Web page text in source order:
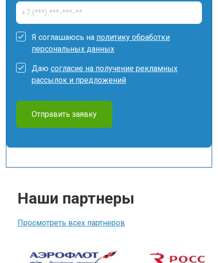
Я соглашаюсь на политику обработки
персональных данных
Даю согласие на получение рекламных
рассылок и предложений
Отправить заявку
Наши партнеры
Просмотреть всех партнеров